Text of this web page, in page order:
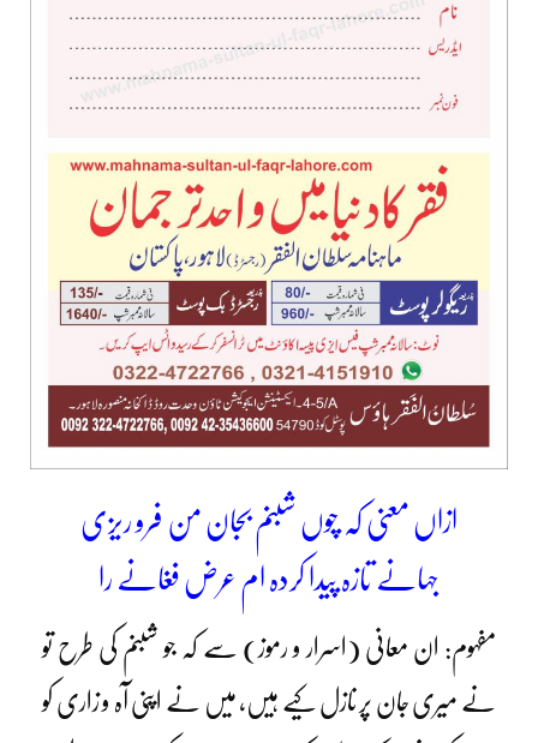
ازاں معنی کہ چوں شبنم بجان من فرو ریزی
جہانے تازہ پیدا کردہ ام عرض فغانے را
مفہوم: ان معانی (اسرار و رموز) سے کہ جو شبنم کی طرح تو
نے میری جان پر نازل کیے ہیں، میں نے اپنی آہ و زاری کو